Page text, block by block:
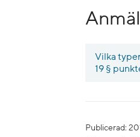
Vilka
19 §
Publicerad: